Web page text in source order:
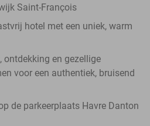
Saint-François
hotel met een uniek, warm
ontdekking en gezellige
voor een authentiek, bruisend
de parkeerplaats Havre Danton